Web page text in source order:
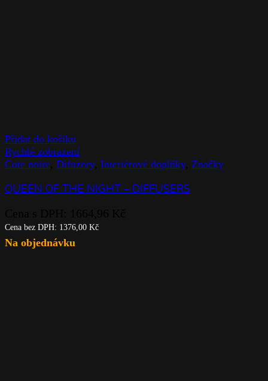
Přidat do košíku
Rychlé zobrazení
Cote noire Difuzory, Interiérové doplňky, Značky
QUEEN OF THE NIGHT – DIFFUSERS
Cena bez DPH: 1376,00 Kč
Na objednávku